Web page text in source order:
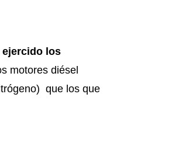
ejercido los
motores diésel
que los que